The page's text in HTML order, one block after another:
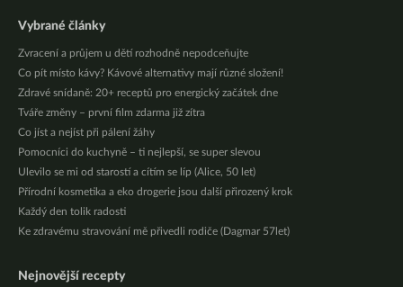
Vybrané články
Zvracení a průjem u dětí rozhodně nepodceňujte
Co pít místo kávy? Kávové alternativy mají různé složení!
Zdravé snídaně: 20+ receptů pro energický začátek dne
Tváře změny – první film zdarma již zítra
Co jíst a nejíst při pálení žáhy
Pomocníci do kuchyně – ti nejlepší, se super slevou
Ulevilo se mi od starostí a cítím se líp (Alice, 50 let)
Přírodní kosmetika a eko drogerie jsou další přirozený krok
Každý den tolik radosti
Ke zdravému stravování mě přivedli rodiče (Dagmar 57let)
Nejnovější recepty